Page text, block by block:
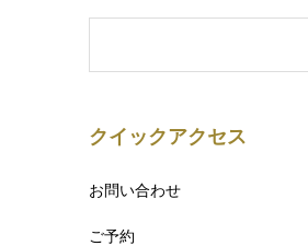
クイックアクセス
お問い合わせ
ご予約